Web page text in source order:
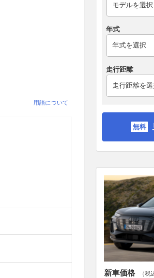
用語について
年式
走行距離
新車価格 （税